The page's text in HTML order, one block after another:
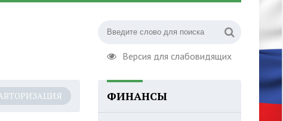
Версия для слабовидящих
ФИНАНСЫ